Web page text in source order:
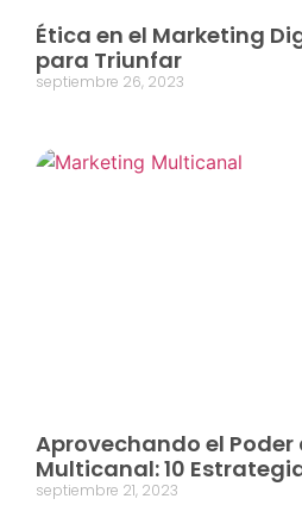
Ética en el Marketing
para Triunfar
septiembre 26, 2023
Aprovechando el
Multicanal: 10
septiembre 21, 2023